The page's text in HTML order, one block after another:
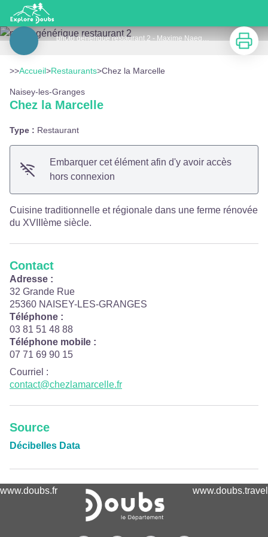
Chez la Marcelle
photo générique restaurant 2 - Maxime Naegely - Portes du Haut-Doubs
Voir l'image en plein écran
Imprimer
>>Accueil>Restaurants>Chez la Marcelle
Naisey-les-Granges
Chez la Marcelle
Type : Restaurant
Embarquer cet élément afin d'y avoir accès
hors connexion
Cuisine traditionnelle et régionale dans une ferme rénovée
du XVIIIème siècle.
Contact
Adresse :
32 Grande Rue
25360 NAISEY-LES-GRANGES
Téléphone :
03 81 51 48 88
Téléphone mobile :
07 71 69 90 15
Courriel :
contact@chezlamarcelle.fr
Source
Décibelles Data
www.doubs.fr www.doubs.travel